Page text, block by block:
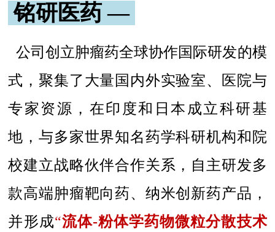
铭研医药 —
公司创立肿瘤药全球协作国际研发的模
式，聚集了大量国内外实验室、医院与
专家资源，在印度和日本成立科研基
地，与多家世界知名药学科研机构和院
校建立战略伙伴合作关系，自主研发多
款高端肿瘤靶向药、纳米创新药产品，
并形成“流体-粉体学药物微粒分散技术